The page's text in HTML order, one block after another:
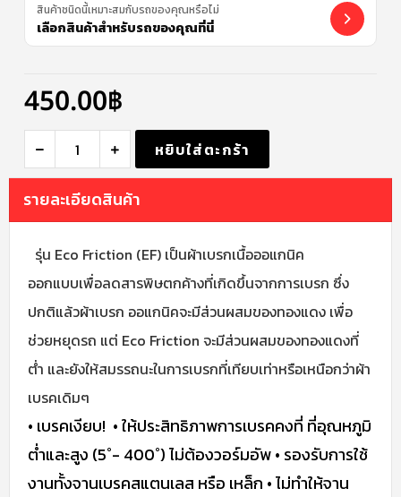
สินค้าชนิดนี้เหมาะสมกับรถของคุณหรือไม่
เลือกสินค้าสำหรับรถของคุณที่นี่
450.00฿
หยิบใส่ตะกร้า
รายละเอียดสินค้า
รุ่น Eco Friction (EF) เป็นผ้าเบรกเนื้อออแกนิค
ออกแบบเพื่อลดสารพิษตกค้างที่เกิดขึ้นจากการเบรก ซึ่ง
ปกติแล้วผ้าเบรก ออแกนิคจะมีส่วนผสมของทองแดง เพื่อ
ช่วยหยุดรถ แต่ Eco Friction จะมีส่วนผสมของทองแดงที่
ต่ํา และยังให้สมรรถนะในการเบรกที่เทียบเท่าหรือเหนือกว่าผ้า
เบรคเดิมๆ
• เบรคเงียบ! • ให้ประสิทธิภาพการเบรคคงที่ ที่อุณหภูมิ
ต่ำและสูง (5˚- 400˚) ไม่ต้องวอร์มอัพ• รองรับการใช้
งานทั้งจานเบรคสแตนเลส หรือ เหล็ก • ไม่ทำให้จาน